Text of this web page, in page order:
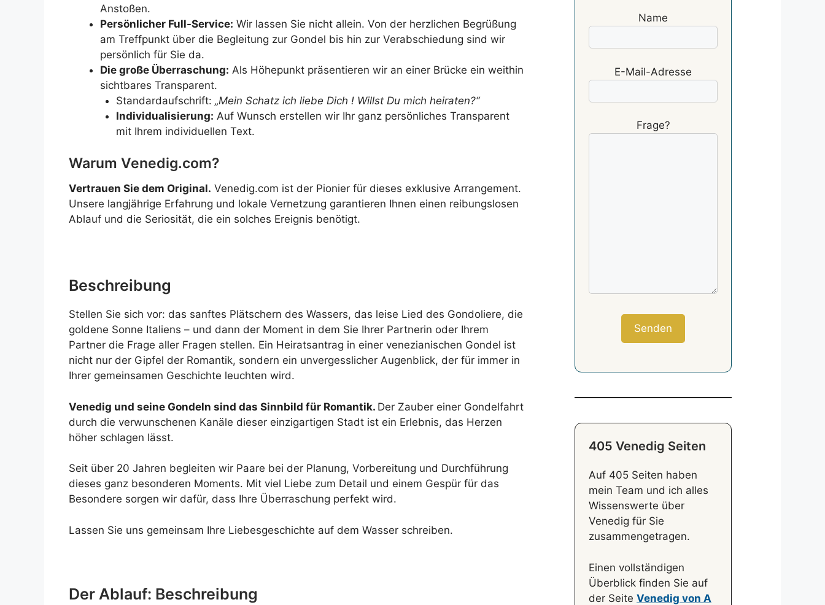
Anstoßen.
Persönlicher Full-Service: Wir lassen Sie nicht allein. Von der herzlichen Begrüßung
am Treffpunkt über die Begleitung zur Gondel bis hin zur Verabschiedung sind wir
persönlich für Sie da.
Die große Überraschung: Als Höhepunkt präsentieren wir an einer Brücke ein weithin
sichtbares Transparent.
Standardaufschrift: „Mein Schatz ich liebe Dich ! Willst Du mich heiraten?“
Individualisierung: Auf Wunsch erstellen wir Ihr ganz persönliches Transparent
mit Ihrem individuellen Text.
Warum Venedig.com?
Vertrauen Sie dem Original. Venedig.com ist der Pionier für dieses exklusive Arrangement.
Unsere langjährige Erfahrung und lokale Vernetzung garantieren Ihnen einen reibungslosen
Ablauf und die Seriosität, die ein solches Ereignis benötigt.
Beschreibung
Stellen Sie sich vor: das sanftes Plätschern des Wassers, das leise Lied des Gondoliere, die
goldene Sonne Italiens – und dann der Moment in dem Sie Ihrer Partnerin oder Ihrem
Partner die Frage aller Fragen stellen. Ein Heiratsantrag in einer venezianischen Gondel ist
nicht nur der Gipfel der Romantik, sondern ein unvergesslicher Augenblick, der für immer in
Ihrer gemeinsamen Geschichte leuchten wird.
Venedig und seine Gondeln sind das Sinnbild für Romantik. Der Zauber einer Gondelfahrt
durch die verwunschenen Kanäle dieser einzigartigen Stadt ist ein Erlebnis, das Herzen
höher schlagen lässt.
Seit über 20 Jahren begleiten wir Paare bei der Planung, Vorbereitung und Durchführung
dieses ganz besonderen Moments. Mit viel Liebe zum Detail und einem Gespür für das
Besondere sorgen wir dafür, dass Ihre Überraschung perfekt wird.
Lassen Sie uns gemeinsam Ihre Liebesgeschichte auf dem Wasser schreiben.
Der Ablauf: Beschreibung
Name
E-Mail-Adresse
Frage?
405 Venedig Seiten
Auf 405 Seiten haben
mein Team und ich alles
Wissenswerte über
Venedig für Sie
zusammengetragen.
Einen vollständigen
Überblick finden Sie auf
der Seite Venedig von A